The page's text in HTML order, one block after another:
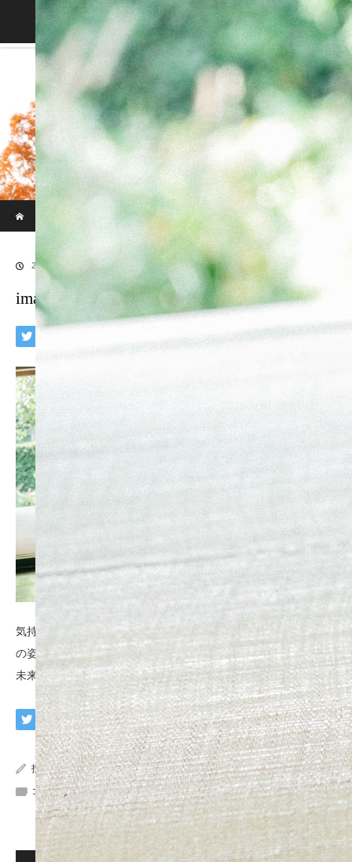
Blog
2018.06.13
imaphotograph/イマフォトグラフ
気持ちに寄り添い、その人の「今」を撮る。今だから撮れる真実
の姿。
未来に語る大切な「今」を残そう。
投稿者:imaphoto
コメント:0